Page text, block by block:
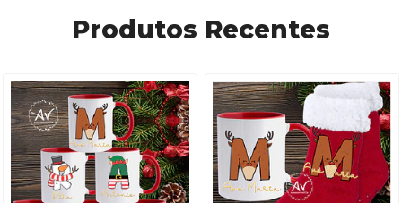
Produtos Recentes